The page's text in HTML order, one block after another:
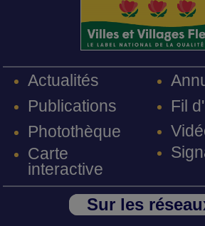
Actualités
Publications
Photothèque
Carte
interactive
Fil
Sur les